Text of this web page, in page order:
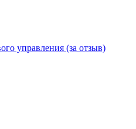
управления (за отзыв)